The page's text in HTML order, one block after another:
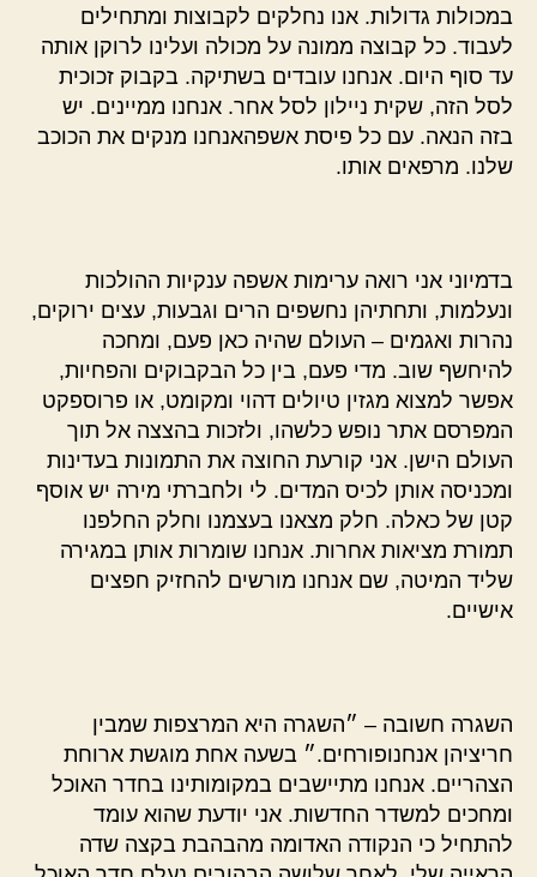
במכולות גדולות. אנו נחלקים לקבוצות ומתחילים
לעבוד. כל קבוצה ממונה על מכולה ועלינו לרוקן אותה
עד סוף היום. אנחנו עובדים בשתיקה. בקבוק זכוכית
לסל הזה, שקית ניילון לסל אחר. אנחנו ממיינים. יש
בזה הנאה. עם כל פיסת אשפהאנחנו מנקים את הכוכב
שלנו. מרפאים אותו.
בדמיוני אני רואה ערימות אשפה ענקיות ההולכות
ונעלמות, ותחתיהן נחשפים הרים וגבעות, עצים ירוקים,
נהרות ואגמים – העולם שהיה כאן פעם, ומחכה
להיחשף שוב. מדי פעם, בין כל הבקבוקים והפחיות,
אפשר למצוא מגזין טיולים דהוי ומקומט, או פרוספקט
המפרסם אתר נופש כלשהו, ולזכות בהצצה אל תוך
העולם הישן. אני קורעת החוצה את התמונות בעדינות
ומכניסה אותן לכיס המדים. לי ולחברתי מירה יש אוסף
קטן של כאלה. חלק מצאנו בעצמנו וחלק החלפנו
תמורת מציאות אחרות. אנחנו שומרות אותן במגירה
שליד המיטה, שם אנחנו מורשים להחזיק חפצים
אישיים.
השגרה חשובה – ״השגרה היא המרצפות שמבין
חריציהן אנחנופורחים.״ בשעה אחת מוגשת ארוחת
הצהריים. אנחנו מתיישבים במקומותינו בחדר האוכל
ומחכים למשדר החדשות. אני יודעת שהוא עומד
להתחיל כי הנקודה האדומה מהבהבת בקצה שדה